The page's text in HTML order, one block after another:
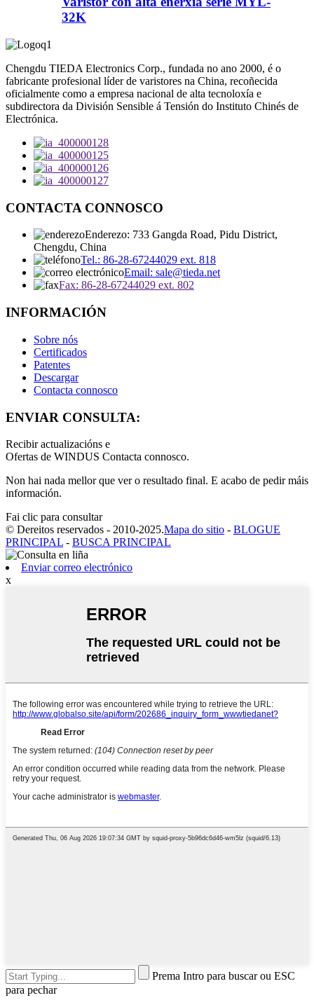
32K
Chengdu TIEDA Electronics Corp., fundada no ano 2000, é o
fabricante profesional líder de varistores na China, recoñecida
oficialmente como a empresa nacional de alta tecnoloxía e
subdirectora da División Sensible á Tensión do Instituto Chinés de
Electrónica.
CONTACTA CONNOSCO
Enderezo: 733 Gangda Road, Pidu District,
Chengdu, China
Tel.: 86-28-67244029 ext. 818
Email: sale@tieda.net
Fax: 86-28-67244029 ext. 802
INFORMACIÓN
Sobre nós
Certificados
Patentes
Descargar
Contacta connosco
ENVIAR CONSULTA:
Recibir actualizacións e
Ofertas de WINDUS Contacta connosco.
Non hai nada mellor que ver o resultado final. E acabo de pedir máis
información.
Fai clic para consultar
© Dereitos reservados - 2010-2025.Mapa do sitio - BLOGUE
PRINCIPAL - BUSCA PRINCIPAL
Enviar correo electrónico
x
Prema Intro para buscar ou ESC
para pechar